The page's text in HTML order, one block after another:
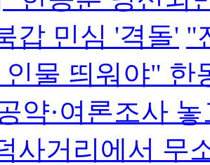
갑 민심 '격돌' "
인물 띄워야" 한
약·여론조사 놓
사거리에서 무